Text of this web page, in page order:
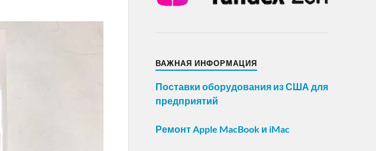
ВАЖНАЯ ИНФОРМАЦИЯ
Поставки оборудования из США для
предприятий
Ремонт Apple MacBook и iMac